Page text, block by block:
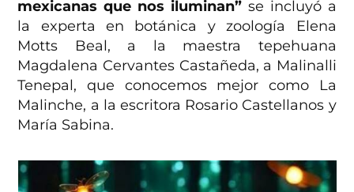
mexicanas que nos iluminan” se incluyó a
la experta en botánica y zoología Elena
Motts Beal, a la maestra tepehuana
Magdalena Cervantes Castañeda, a Malinalli
Tenepal, que conocemos mejor como La
Malinche, a la escritora Rosario Castellanos y
María Sabina.